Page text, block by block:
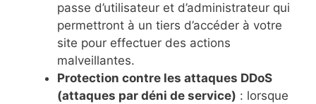
passe d’utilisateur et d’administrateur qui
permettront à un tiers d’accéder à votre
site pour effectuer des actions
malveillantes.
Protection contre les attaques DDoS
(attaques par déni de service) : lorsque